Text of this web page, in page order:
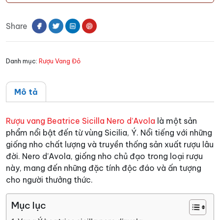
Beatrice
Nero
lượng
Share
Danh mục: Rượu Vang Đỏ
Mô tả
Rượu vang Beatrice Sicilla Nero d’Avola là một sản
phẩm nổi bật đến từ vùng Sicilia, Ý. Nổi tiếng với những
giống nho chất lượng và truyền thống sản xuất rượu lâu
đời. Nero d’Avola, giống nho chủ đạo trong loại rượu
này, mang đến những đặc tính độc đáo và ấn tượng
cho người thưởng thức.
Mục lục